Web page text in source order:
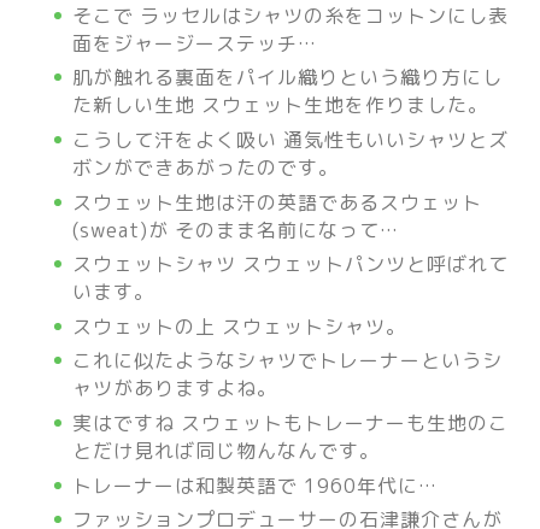
そこで ラッセルはシャツの糸をコットンにし表
面をジャージーステッチ…
肌が触れる裏面をパイル織りという織り方にし
た新しい生地 スウェット生地を作りました。
こうして汗をよく吸い 通気性もいいシャツとズ
ボンができあがったのです。
スウェット生地は汗の英語であるスウェット
(sweat)が そのまま名前になって…
スウェットシャツ スウェットパンツと呼ばれて
います。
スウェットの上 スウェットシャツ。
これに似たようなシャツでトレーナーというシ
ャツがありますよね。
実はですね スウェットもトレーナーも生地のこ
とだけ見れば同じ物んなんです。
トレーナーは和製英語で 1960年代に…
ファッションプロデューサーの石津謙介さんが